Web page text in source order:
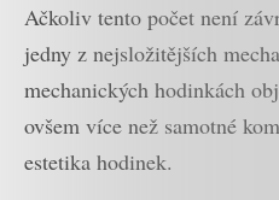
Ačkoliv tento počet není
jedny z nejsložitějších
mechanických hodinkách
ovšem více než samotné
estetika hodinek.